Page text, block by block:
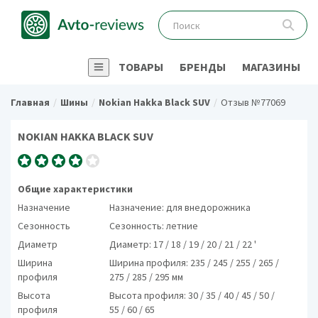
ТОВАРЫ БРЕНДЫ МАГАЗИНЫ
Главная Шины Nokian Hakka Black SUV Отзыв №77069
NOKIAN HAKKA BLACK SUV
Общие характеристики
Назначение
Назначение: для внедорожника
Сезонность
Сезонность: летние
Диаметр
Диаметр: 17 / 18 / 19 / 20 / 21 / 22 '
Ширина
профиля
Ширина профиля: 235 / 245 / 255 / 265 /
275 / 285 / 295 мм
Высота
профиля
Высота профиля: 30 / 35 / 40 / 45 / 50 /
55 / 60 / 65